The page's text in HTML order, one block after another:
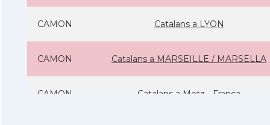
CAMON Catalans a LYON
CAMON Catalans a MARSEILLE / MARSELLA
CAMON Catalans a Metz - França